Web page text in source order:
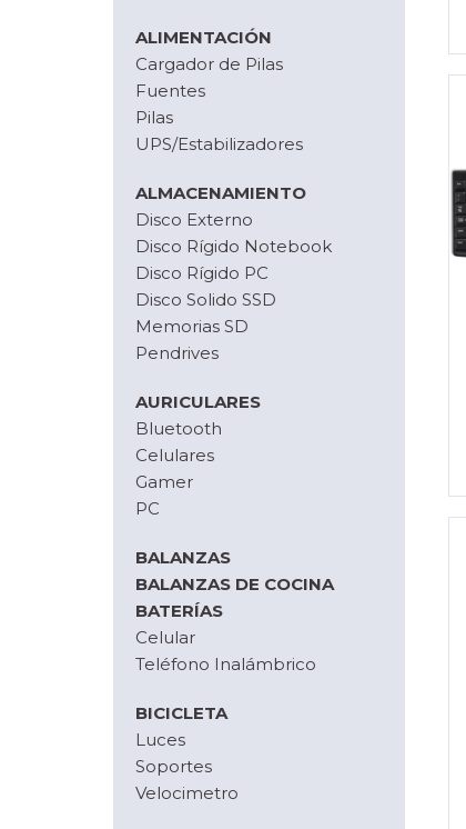
ALIMENTACIÓN
Cargador de Pilas
Fuentes
Pilas
UPS/Estabilizadores
ALMACENAMIENTO
Disco Externo
Disco Rígido Notebook
Disco Rígido PC
Disco Solido SSD
Memorias SD
Pendrives
AURICULARES
Bluetooth
Celulares
Gamer
PC
BALANZAS
BALANZAS DE COCINA
BATERÍAS
Celular
Teléfono Inalámbrico
BICICLETA
Luces
Soportes
Velocimetro